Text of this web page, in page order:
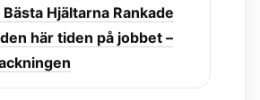
Hjältarna Rankade
här tiden på jobbet –